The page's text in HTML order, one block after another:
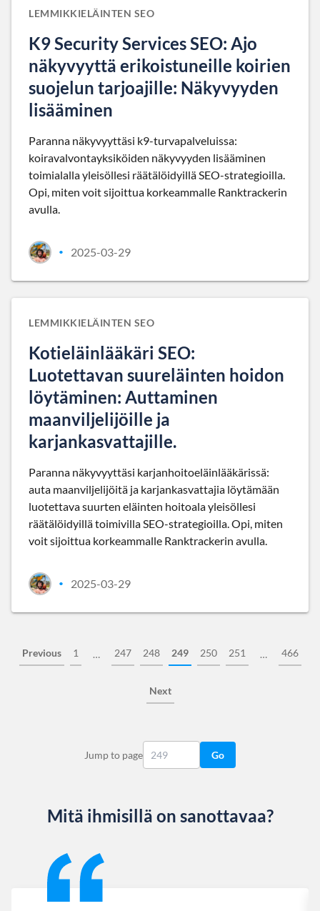
LEMMIKKIELÄINTEN SEO
K9 Security Services SEO: Ajo
näkyvyyttä erikoistuneille koirien
suojelun tarjoajille: Näkyvyyden
lisääminen
Paranna näkyvyyttäsi k9-turvapalveluissa:
koiravalvontayksiköiden näkyvyyden lisääminen
toimialalla yleisöllesi räätälöidyillä SEO-strategioilla.
Opi, miten voit sijoittua korkeammalle Ranktrackerin
avulla.
• 2025-03-29
LEMMIKKIELÄINTEN SEO
Kotieläinlääkäri SEO:
Luotettavan suureläinten hoidon
löytäminen: Auttaminen
maanviljelijöille ja
karjankasvattajille.
Paranna näkyvyyttäsi karjanhoitoeläinlääkärissä:
auta maanviljelijöitä ja karjankasvattajia löytämään
luotettava suurten eläinten hoitoala yleisöllesi
räätälöidyillä toimivilla SEO-strategioilla. Opi, miten
voit sijoittua korkeammalle Ranktrackerin avulla.
• 2025-03-29
Previous 1 … 247 248 249 250 251 … 466
Next
Jump to page Go
Mitä ihmisillä on sanottavaa?